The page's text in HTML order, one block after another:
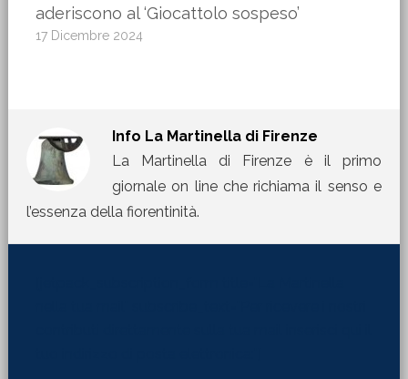
aderiscono al ‘Giocattolo sospeso’
17 Dicembre 2024
Info La Martinella di Firenze
La Martinella di Firenze è il primo
giornale on line che richiama il senso e
l’essenza della fiorentinità.